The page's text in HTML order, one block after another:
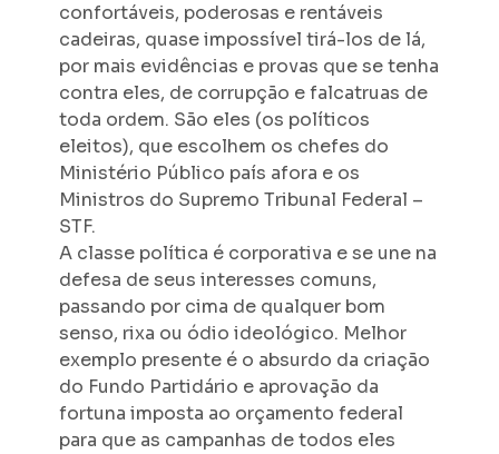
confortáveis, poderosas e rentáveis
cadeiras, quase impossível tirá-los de lá,
por mais evidências e provas que se tenha
contra eles, de corrupção e falcatruas de
toda ordem. São eles (os políticos
eleitos), que escolhem os chefes do
Ministério Público país afora e os
Ministros do Supremo Tribunal Federal –
STF.
A classe política é corporativa e se une na
defesa de seus interesses comuns,
passando por cima de qualquer bom
senso, rixa ou ódio ideológico. Melhor
exemplo presente é o absurdo da criação
do Fundo Partidário e aprovação da
fortuna imposta ao orçamento federal
para que as campanhas de todos eles